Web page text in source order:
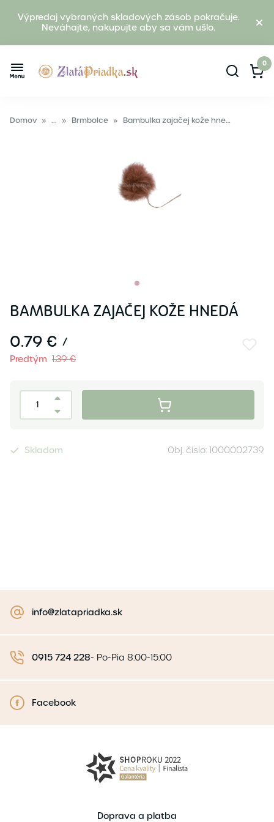
Výpredaj vybraných skladových zásob pokračuje.
Neváhajte, nakupujte aby sa vám ušlo.
0
Domov » ... » Brmbolce » Bambulka zajačej kože hnedá
BAMBULKA ZAJAČEJ KOŽE HNEDÁ
0.79 € /
Predtým 1.39 €
Skladom Obj. číslo: 1000002739
info@zlatapriadka.sk
0915 724 228- Po-Pia 8:00-15:00
Facebook
Doprava a platba